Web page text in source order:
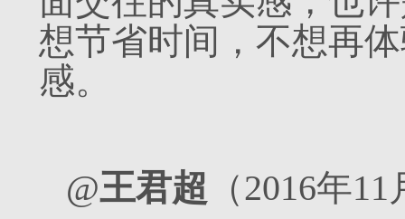
想节省时间，不想再
感。
@王君超 （2016年